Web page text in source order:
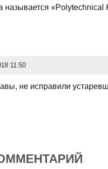
называется «Polytechnical
11:50
не исправили